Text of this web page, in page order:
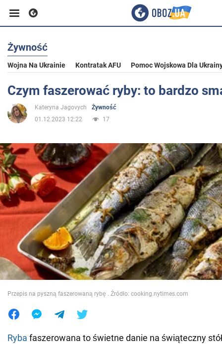
Biznes
Sport
Rozrywka
Życie
Polityka
Społeczeństwo
Wojna na Ukrainie
Świat
Jedzenie
Żywność
Wojna Na Ukrainie Kontratak AFU Pomoc Wojskowa Dla
Czym faszerować ryby: to bardzo
Kateryna Jagovych
Żywność
01.12.2023 12:22
17
Przepis na pyszną faszerowaną rybę . Źródło: cooking.nytimes.com
Ryba faszerowana to świetne danie na świąteczny